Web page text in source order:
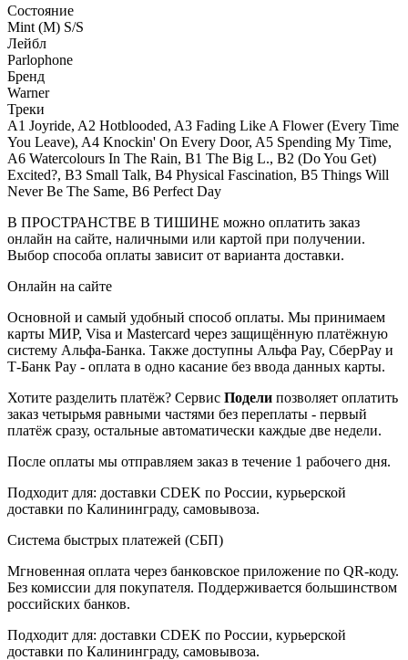
Состояние
Mint (M) S/S
Лейбл
Parlophone
Бренд
Warner
Треки
A1 Joyride, A2 Hotblooded, A3 Fading Like A Flower (Every Time
You Leave), A4 Knockin' On Every Door, A5 Spending My Time,
A6 Watercolours In The Rain, B1 The Big L., B2 (Do You Get)
Excited?, B3 Small Talk, B4 Physical Fascination, B5 Things Will
Never Be The Same, B6 Perfect Day
В ПРОСТРАНСТВЕ В ТИШИНЕ можно оплатить заказ
онлайн на сайте, наличными или картой при получении.
Выбор способа оплаты зависит от варианта доставки.
Онлайн на сайте
Основной и самый удобный способ оплаты. Мы принимаем
карты МИР, Visa и Mastercard через защищённую платёжную
систему Альфа-Банка. Также доступны Альфа Pay, СберPay и
Т-Банк Pay - оплата в одно касание без ввода данных карты.
Хотите разделить платёж? Сервис Подели позволяет оплатить
заказ четырьмя равными частями без переплаты - первый
платёж сразу, остальные автоматически каждые две недели.
После оплаты мы отправляем заказ в течение 1 рабочего дня.
Подходит для: доставки CDEK по России, курьерской
доставки по Калининграду, самовывоза.
Система быстрых платежей (СБП)
Мгновенная оплата через банковское приложение по QR-коду.
Без комиссии для покупателя. Поддерживается большинством
российских банков.
Подходит для: доставки CDEK по России, курьерской
доставки по Калининграду, самовывоза.